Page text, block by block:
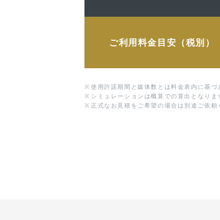
ご利用料金目安（税別）
※ 使用許諾期間と媒体数とは料金表内に基づ
※ シミュレーションは概算での算出となりま
※ 正式なお見積をご希望の場合は別途ご依頼